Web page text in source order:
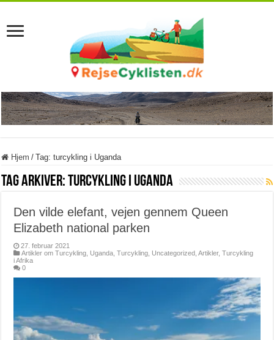
Hjem / Tag:turcykling i Uganda
Tag Arkiver:turcykling i Uganda
Den vilde elefant, vejen gennem Queen
Elizabeth national parken
27. februar 2021
Artikler om Turcykling
Uganda ,Turcykling Uncategorized ,Artikler,Turcykling
i Afrika
0